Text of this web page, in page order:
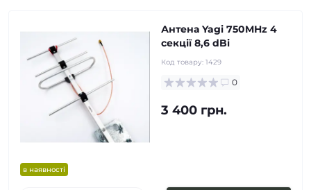
в наявності
Антена Yagi 750MHz 4
cекції 8,6 dBi
Код товару: 1429
0
3 400 грн.